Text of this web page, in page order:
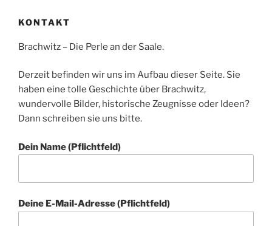
KONTAKT
Brachwitz – Die Perle an der Saale.
Derzeit befinden wir uns im Aufbau dieser Seite. Sie
haben eine tolle Geschichte über Brachwitz,
wundervolle Bilder, historische Zeugnisse oder Ideen?
Dann schreiben sie uns bitte.
Dein Name (Pflichtfeld)
Deine E-Mail-Adresse (Pflichtfeld)